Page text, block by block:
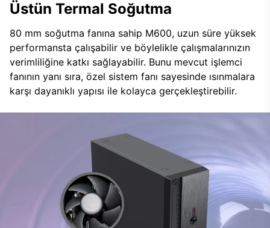
Üstün Termal Soğutma
80 mm soğutma fanına sahip M600, uzun süre yüksek
performansta çalışabilir ve böylelikle çalışmalarınızın
verimliliğine katkı sağlayabilir. Bunu mevcut işlemci
fanının yanı sıra, özel sistem fanı sayesinde ısınmalara
karşı dayanıklı yapısı ile kolayca gerçekleştirebilir.